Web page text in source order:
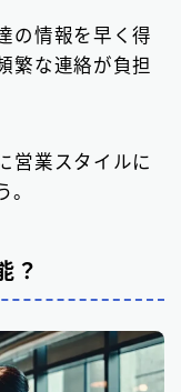
の情報を早く得
繁な連絡が負担
営業スタイルに
。
？